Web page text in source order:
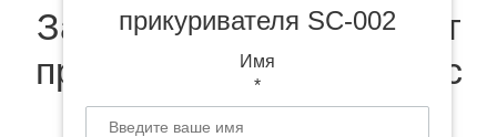
Зарядное устройство от
прикуривателя SC-002 с
логотипом
прикуривателя SC-002
Имя
*